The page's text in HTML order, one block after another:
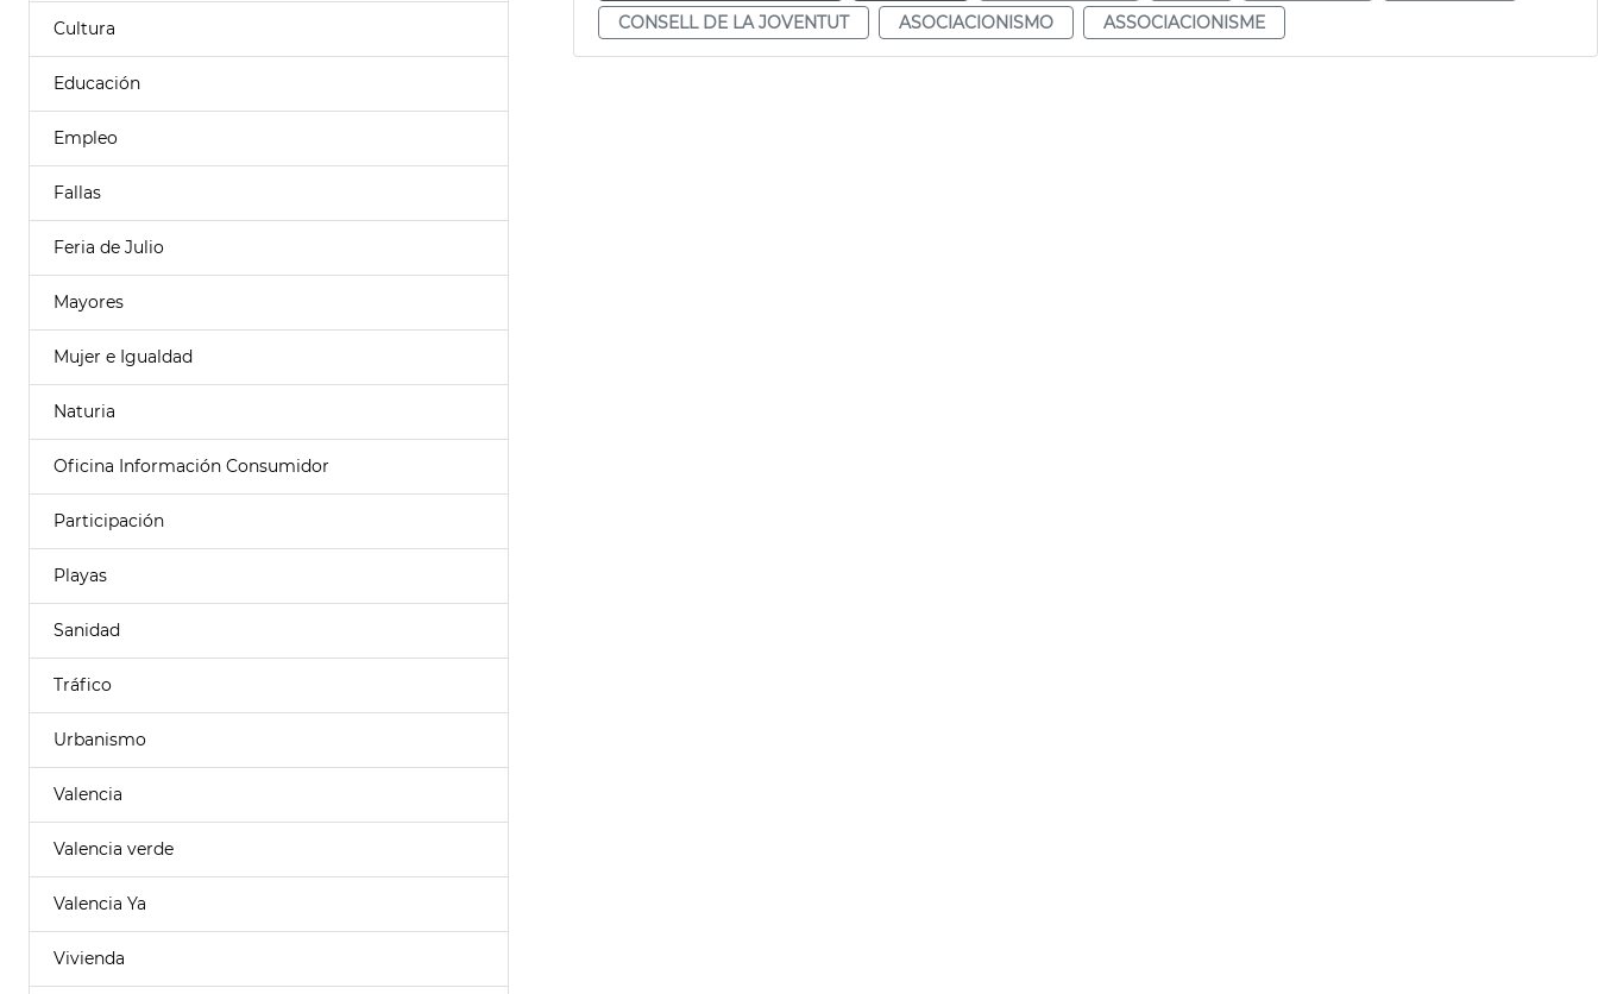
Cultura
Educación
Empleo
Fallas
Feria de Julio
Mayores
Mujer e Igualdad
Naturia
Oficina Información Consumidor
Participación
Playas
Sanidad
Tráfico
Urbanismo
Valencia
Valencia verde
Valencia Ya
Vivienda
CONSELL DE LA JOVENTUT
ASOCIACIONISMO ASSOCIACIONISME